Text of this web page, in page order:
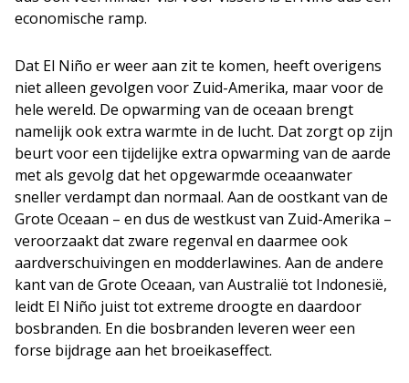
economische ramp.
Dat El Niño er weer aan zit te komen, heeft overigens
niet alleen gevolgen voor Zuid-Amerika, maar voor de
hele wereld. De opwarming van de oceaan brengt
namelijk ook extra warmte in de lucht. Dat zorgt op zijn
beurt voor een tijdelijke extra opwarming van de aarde
met als gevolg dat het opgewarmde oceaanwater
sneller verdampt dan normaal. Aan de oostkant van de
Grote Oceaan – en dus de westkust van Zuid-Amerika –
veroorzaakt dat zware regenval en daarmee ook
aardverschuivingen en modderlawines. Aan de andere
kant van de Grote Oceaan, van Australië tot Indonesië,
leidt El Niño juist tot extreme droogte en daardoor
bosbranden. En die bosbranden leveren weer een
forse bijdrage aan het broeikaseffect.